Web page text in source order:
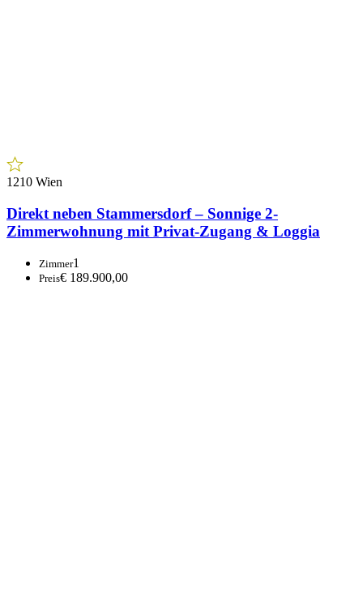
1210 Wien
Direkt neben Stammersdorf – Sonnige 2-
Zimmerwohnung mit Privat-Zugang & Loggia
Zimmer1
Preis€ 189.900,00